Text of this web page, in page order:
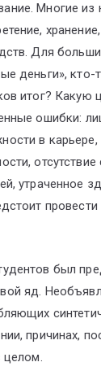
Многие из
Для
деньги», кто-
итог? Какую
ошибки:
в
отсутствие
утраченное
был
яд.
причинах,
целом.